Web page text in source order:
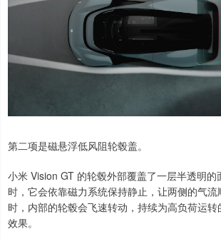
第二项是磁悬浮低风阻轮毂盖。
小米 Vision GT 的轮毂外部覆盖了一层半透明的
时，它会依靠磁力系统保持静止，让两侧的气
时，内部的轮毂会飞速转动，持续为高负荷运
效果。